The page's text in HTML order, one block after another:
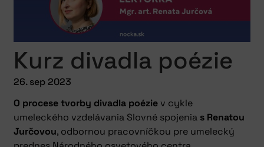
Kurz divadla poézie
26. sep 2023
O procese tvorby divadla poézie v cykle
umeleckého vzdelávania Slovné spojenia s Renatou
Jurčovou, odbornou pracovníčkou pre umelecký